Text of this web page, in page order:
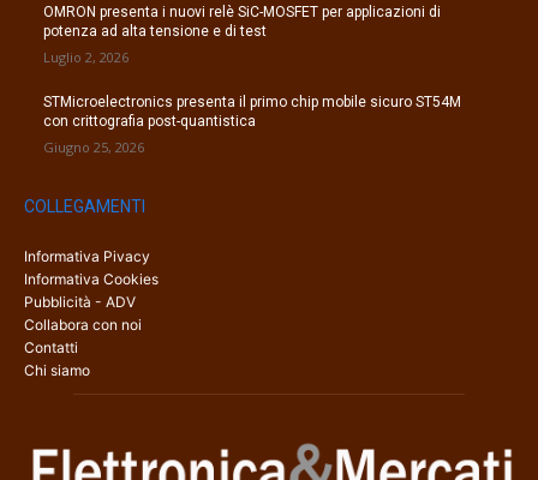
OMRON presenta i nuovi relè SiC-MOSFET per applicazioni di
potenza ad alta tensione e di test
Luglio 2, 2026
STMicroelectronics presenta il primo chip mobile sicuro ST54M
con crittografia post-quantistica
Giugno 25, 2026
COLLEGAMENTI
Informativa Pivacy
Informativa Cookies
Pubblicità - ADV
Collabora con noi
Contatti
Chi siamo